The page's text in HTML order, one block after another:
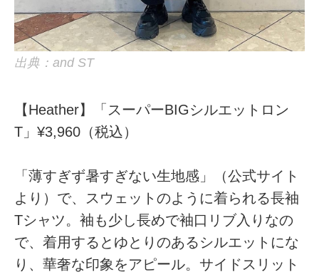
出典：and ST
【Heather】「スーパーBIGシルエットロン
T」¥3,960（税込）
「薄すぎず暑すぎない生地感」（公式サイト
より）で、スウェットのように着られる長袖
Tシャツ。袖も少し長めで袖口リブ入りなの
で、着用するとゆとりのあるシルエットにな
り、華奢な印象をアピール。サイドスリット